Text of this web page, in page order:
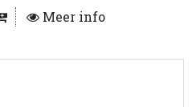
Meer info